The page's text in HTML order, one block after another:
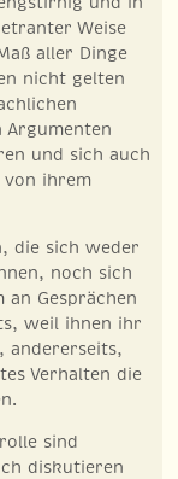
Weise
aller Dinge
nicht gelten
und sich auch
ihrem
die sich weder
noch sich
Gesprächen
weil ihnen ihr
andererseits,
Verhalten die
sind
diskutieren